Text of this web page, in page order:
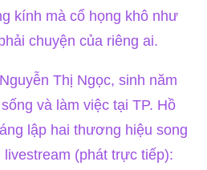
kính mà cổ họng khô như
chuyện của riêng ai.
Thị Ngọc, sinh năm
và làm việc tại TP. Hồ
lập hai thương hiệu song
(phát trực tiếp):